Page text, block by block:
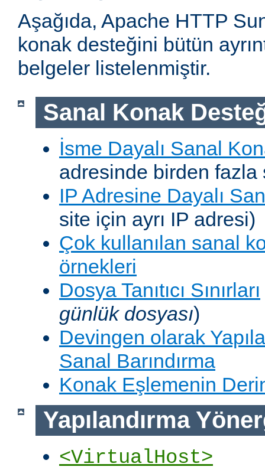
Aşağıda, Apache HTTP
konak desteğini bütün
belgeler listelenmiştir.
Sanal Konak
İsme Dayalı Sanal
adresinde birden fazla
IP Adresine Dayalı
site için ayrı IP adresi)
Çok kullanılan sanal
örnekleri
Dosya Tanıtıcı Sınırları
günlük dosyası)
Devingen olarak
Sanal Barındırma
Konak Eşlemenin
Yapılandırma
<VirtualHost>